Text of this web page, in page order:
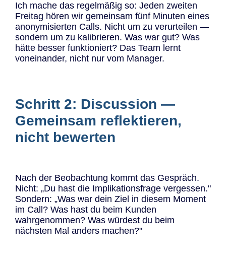
Ich mache das regelmäßig so: Jeden zweiten
Freitag hören wir gemeinsam fünf Minuten eines
anonymisierten Calls. Nicht um zu verurteilen —
sondern um zu kalibrieren. Was war gut? Was
hätte besser funktioniert? Das Team lernt
voneinander, nicht nur vom Manager.
Schritt 2: Discussion —
Gemeinsam reflektieren,
nicht bewerten
Nach der Beobachtung kommt das Gespräch.
Nicht: „Du hast die Implikationsfrage vergessen."
Sondern: „Was war dein Ziel in diesem Moment
im Call? Was hast du beim Kunden
wahrgenommen? Was würdest du beim
nächsten Mal anders machen?"